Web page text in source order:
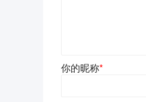
你的昵称*